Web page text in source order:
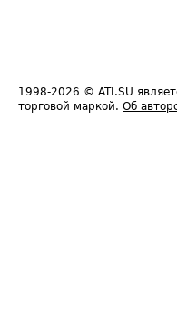
1998-2026 © ATI.SU
торговой маркой. Об